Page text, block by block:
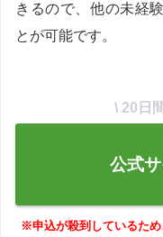
きるので、他の未経
とが可能です。
\ 20日
公式
※申込が殺到しているた